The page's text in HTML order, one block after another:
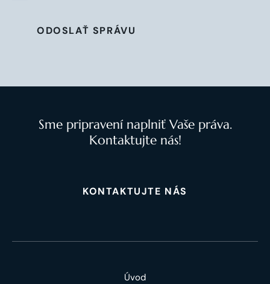
ODOSLAŤ SPRÁVU
Sme pripravení naplniť Vaše práva.
Kontaktujte nás!
KONTAKTUJTE NÁS
Úvod